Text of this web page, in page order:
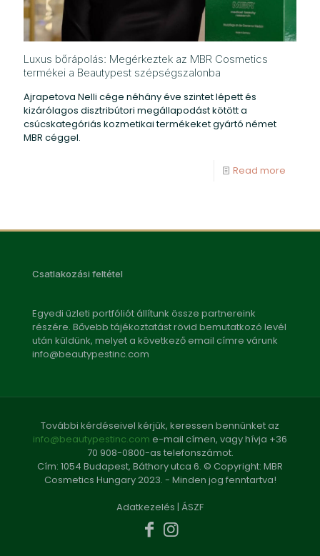
Luxus bőrápolás: Megérkeztek az MBR Cosmetics
termékei a Beautypest szépségszalonba
Ajrapetova Nelli cége néhány éve szintet lépett és
kizárólagos disztribútori megállapodást kötött a
csúcskategóriás kozmetikai termékeket gyártó német
MBR céggel.
Read more
Csatlakozási feltétel
Egyedi üzleti portfóliót állítunk össze partnereink
részére. Bővebb tájékoztatást rövid bemutatkozó levél
után küldünk, melyet a következő email címre várunk
info@beautypestinc.com
További kérdéseivel kérjük, keressen bennünket az
info@beautypestinc.com e-mail címen, vagy hívja +36
70 908-0800-as telefonszámot.
Cím: 1054 Budapest, Báthory utca 6. © Copyright: MBR
Cosmetics Hungary 2023. - Minden jog fenntartva!
Adatkezelés | ÁSZF